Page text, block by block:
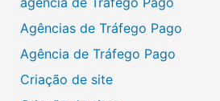
Agências de Tráfego Pago
Agência de Tráfego Pago
Criação de site